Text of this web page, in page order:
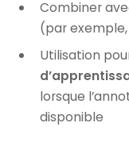
Combiner
(par
Utilisation
lorsque
disponible